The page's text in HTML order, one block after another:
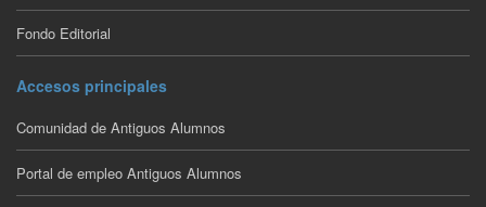
Fondo Editorial
Accesos principales
Comunidad de Antiguos Alumnos
Portal de empleo Antiguos Alumnos